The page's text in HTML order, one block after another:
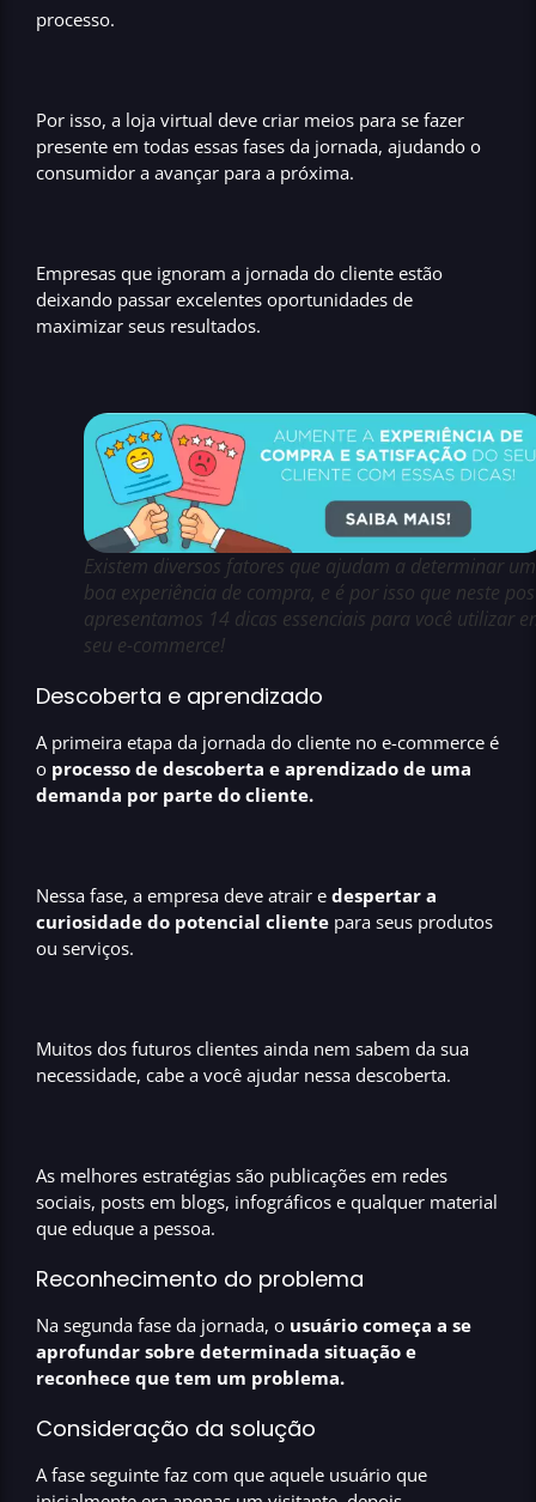
processo.
Por isso, a loja virtual deve criar meios para se fazer
presente em todas essas fases da jornada, ajudando o
consumidor a avançar para a próxima.
Empresas que ignoram a jornada do cliente estão
deixando passar excelentes oportunidades de
maximizar seus resultados.
Existem diversos fatores que ajudam a determinar
boa experiência de compra, e é por isso que neste
apresentamos 14 dicas essenciais para você utilizar
seu e-commerce!
Descoberta e aprendizado
A primeira etapa da jornada do cliente no e-commerce é
o processo de descoberta e aprendizado de uma
demanda por parte do cliente.
Nessa fase, a empresa deve atrair e despertar a
curiosidade do potencial cliente para seus produtos
ou serviços.
Muitos dos futuros clientes ainda nem sabem da sua
necessidade, cabe a você ajudar nessa descoberta.
As melhores estratégias são publicações em redes
sociais, posts em blogs, infográficos e qualquer material
que eduque a pessoa.
Reconhecimento do problema
Na segunda fase da jornada, o usuário começa a se
aprofundar sobre determinada situação e
reconhece que tem um problema.
Consideração da solução
A fase seguinte faz com que aquele usuário que